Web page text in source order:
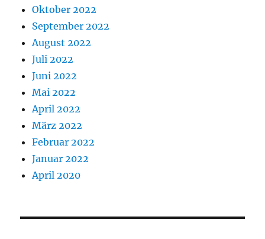
Oktober 2022
September 2022
August 2022
Juli 2022
Juni 2022
Mai 2022
April 2022
März 2022
Februar 2022
Januar 2022
April 2020